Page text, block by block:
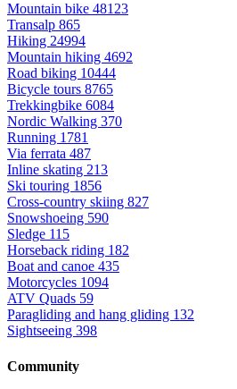
Mountain bike 48123
Transalp 865
Hiking 24994
Mountain hiking 4692
Road biking 10444
Bicycle tours 8765
Trekkingbike 6084
Nordic Walking 370
Running 1781
Via ferrata 487
Inline skating 213
Ski touring 1856
Cross-country skiing 827
Snowshoeing 590
Sledge 115
Horseback riding 182
Boat and canoe 435
Motorcycles 1094
ATV Quads 59
Paragliding and hang gliding 132
Sightseeing 398
Community